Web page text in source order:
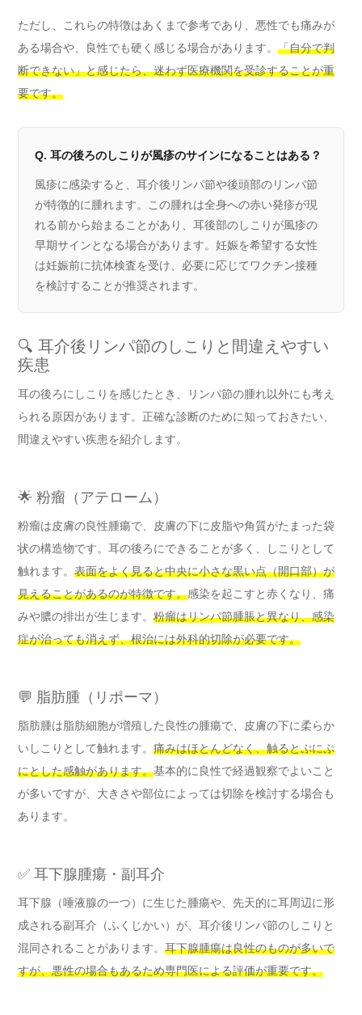
ただし、これらの特徴はあくまで参考であり、悪性でも痛みが
ある場合や、良性でも硬く感じる場合があります。 「自分で判
断できない」と感じたら、迷わず医療機関を受診することが重
要です。
Q. 耳の後ろのしこりが風疹のサインになることはある？
風疹に感染すると、耳介後リンパ節や後頭部のリンパ節
が特徴的に腫れます。この腫れは全身への赤い発疹が現
れる前から始まることがあり、耳後部のしこりが風疹の
早期サインとなる場合があります。妊娠を希望する女性
は妊娠前に抗体検査を受け、必要に応じてワクチン接種
を検討することが推奨されます。
🔍 耳介後リンパ節のしこりと間違えやすい
疾患
耳の後ろにしこりを感じたとき、リンパ節の腫れ以外にも考え
られる原因があります。正確な診断のために知っておきたい、
間違えやすい疾患を紹介します。
🌟 粉瘤（アテローム）
粉瘤は皮膚の良性腫瘍で、皮膚の下に皮脂や角質がたまった袋
状の構造物です。耳の後ろにできることが多く、しこりとして
触れます。 表面をよく見ると中央に小さな黒い点（開口部）が
見えることがあるのが特徴です。感染を起こすと赤くなり、痛
みや膿の排出が生じます。 粉瘤はリンパ節腫脹と異なり、感染
症が治っても消えず、根治には外科的切除が必要です。
💬 脂肪腫（リポーマ）
脂肪腫は脂肪細胞が増殖した良性の腫瘍で、皮膚の下に柔らか
いしこりとして触れます。 痛みはほとんどなく、触るとぷにぷ
にとした感触があります。基本的に良性で経過観察でよいこと
が多いですが、大きさや部位によっては切除を検討する場合も
あります。
✅ 耳下腺腫瘍・副耳介
耳下腺（唾液腺の一つ）に生じた腫瘍や、先天的に耳周辺に形
成される副耳介（ふくじかい）が、耳介後リンパ節のしこりと
混同されることがあります。 耳下腺腫瘍は良性のものが多いで
すが、悪性の場合もあるため専門医による評価が重要です。